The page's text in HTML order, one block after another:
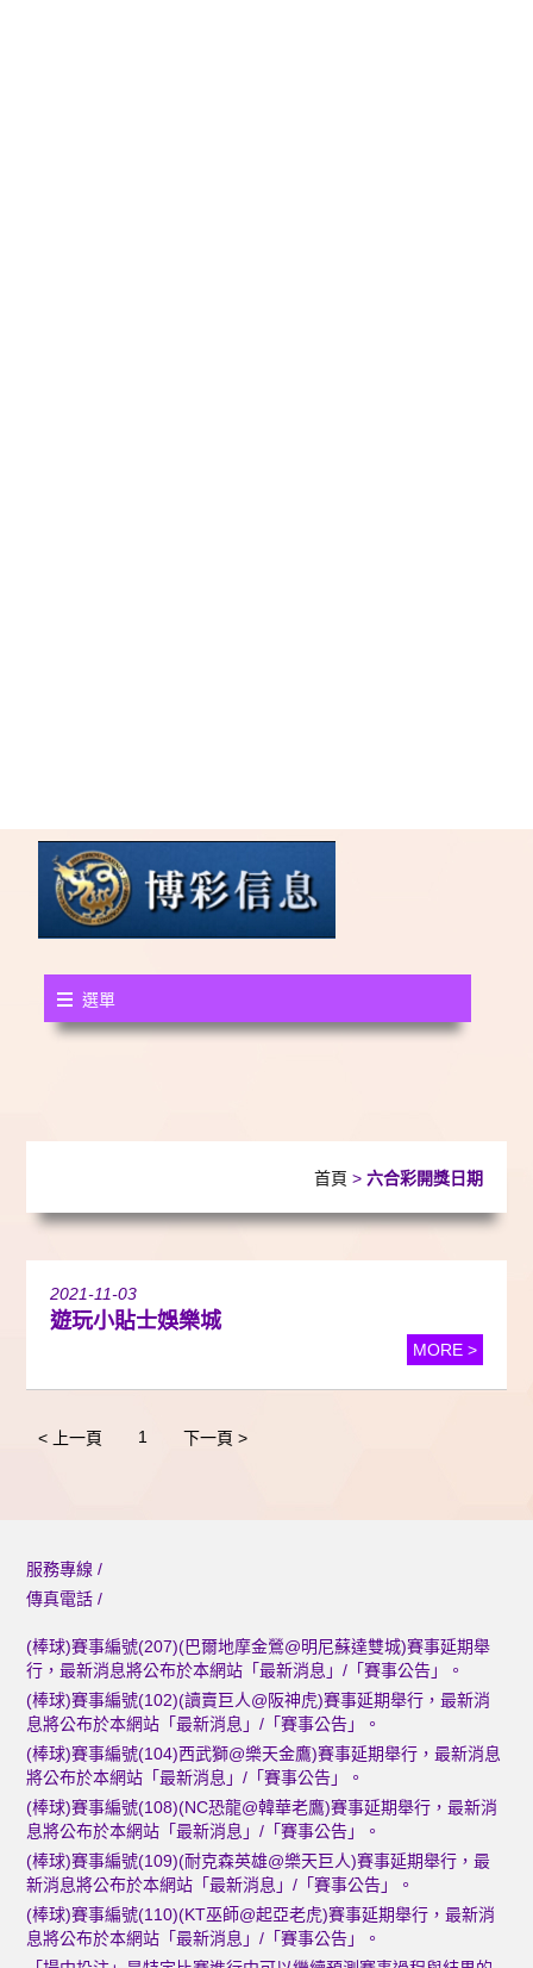
選單
首頁 > 六合彩開獎日期
2021-11-03
遊玩小貼士娛樂城
MORE >
< 上一頁 1 下一頁 >
服務專線 /
傳真電話 /
(棒球)賽事編號(207)(巴爾地摩金鶯@明尼蘇達雙城)賽事延期舉
行，最新消息將公布於本網站「最新消息」/「賽事公告」。
(棒球)賽事編號(102)(讀賣巨人@阪神虎)賽事延期舉行，最新消
息將公布於本網站「最新消息」/「賽事公告」。
(棒球)賽事編號(104)西武獅@樂天金鷹)賽事延期舉行，最新消息
將公布於本網站「最新消息」/「賽事公告」。
(棒球)賽事編號(108)(NC恐龍@韓華老鷹)賽事延期舉行，最新消
息將公布於本網站「最新消息」/「賽事公告」。
(棒球)賽事編號(109)(耐克森英雄@樂天巨人)賽事延期舉行，最
新消息將公布於本網站「最新消息」/「賽事公告」。
(棒球)賽事編號(110)(KT巫師@起亞老虎)賽事延期舉行，最新消
息將公布於本網站「最新消息」/「賽事公告」。